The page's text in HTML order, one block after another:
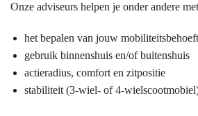
Onze adviseurs helpen je onder andere
het bepalen van jouw
gebruik binnenshuis en/of buitenshuis
actieradius, comfort en zitpositie
stabiliteit (3-wiel- of 4-